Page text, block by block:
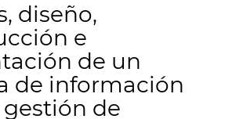
diseño,
e
de un
de información
gestión de